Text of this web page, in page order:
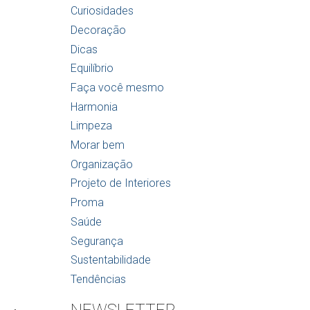
Curiosidades
Decoração
Dicas
Equilíbrio
Faça você mesmo
Harmonia
Limpeza
Morar bem
Organização
Projeto de Interiores
Proma
Saúde
Segurança
Sustentabilidade
Tendências